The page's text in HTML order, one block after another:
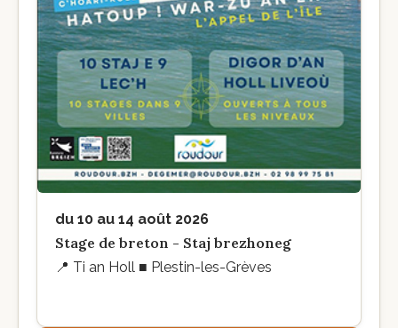
du 10 au 14 août 2026
Stage de breton - Staj brezhoneg
📍 Ti an Holl ■ Plestin-les-Grèves